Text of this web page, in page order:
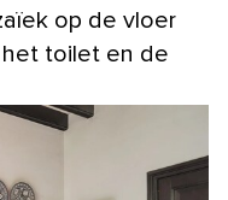
op de vloer
toilet en de